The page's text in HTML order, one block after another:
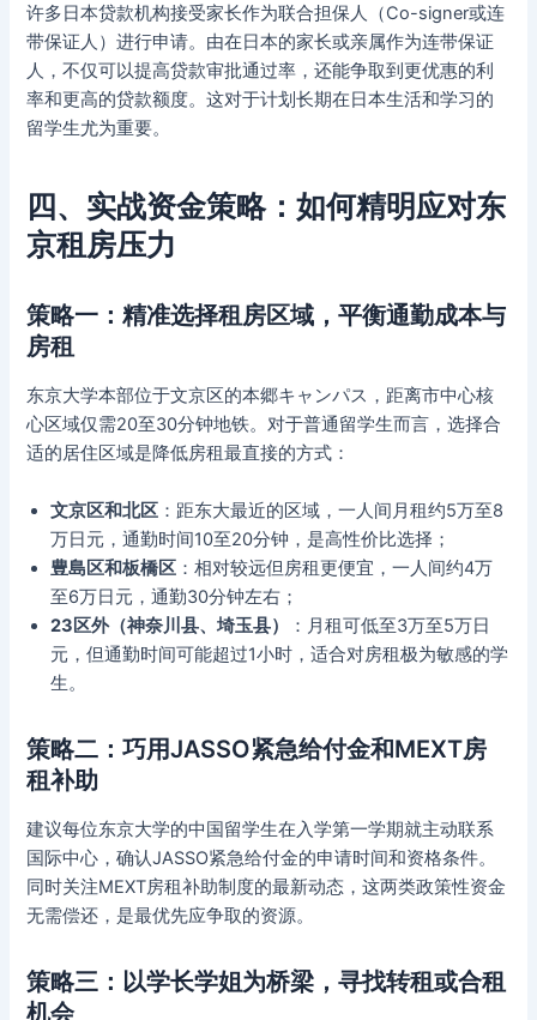
许多日本贷款机构接受家长作为联合担保人（Co-signer或连
带保证人）进行申请。由在日本的家长或亲属作为连带保证
人，不仅可以提高贷款审批通过率，还能争取到更优惠的利
率和更高的贷款额度。这对于计划长期在日本生活和学习的
留学生尤为重要。
四、实战资金策略：如何精明应对东
京租房压力
策略一：精准选择租房区域，平衡通勤成本与
房租
东京大学本部位于文京区的本郷キャンパス，距离市中心核
心区域仅需20至30分钟地铁。对于普通留学生而言，选择合
适的居住区域是降低房租最直接的方式：
文京区和北区 ：距东大最近的区域，一人间月租约5万至8
万日元，通勤时间10至20分钟，是高性价比选择；
豊島区和板橋区 ：相对较远但房租更便宜，一人间约4万
至6万日元，通勤30分钟左右；
23区外（神奈川县、埼玉县）
：月租可低至3万至5万日
元，但通勤时间可能超过1小时，适合对房租极为敏感的学
生。
策略二：巧用JASSO紧急给付金和MEXT房
租补助
建议每位东京大学的中国留学生在入学第一学期就主动联系
国际中心，确认JASSO紧急给付金的申请时间和资格条件。
同时关注MEXT房租补助制度的最新动态，这两类政策性资金
无需偿还，是最优先应争取的资源。
策略三：以学长学姐为桥梁，寻找转租或合租
机会